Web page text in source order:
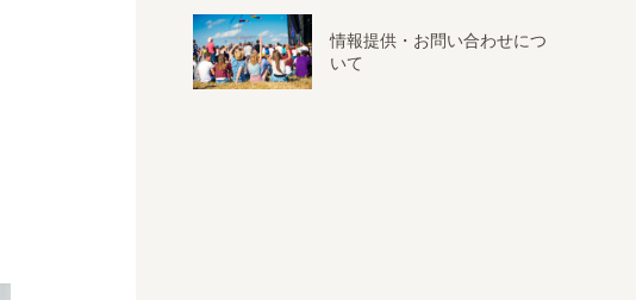
情報提供・お問い合わせにつ
いて